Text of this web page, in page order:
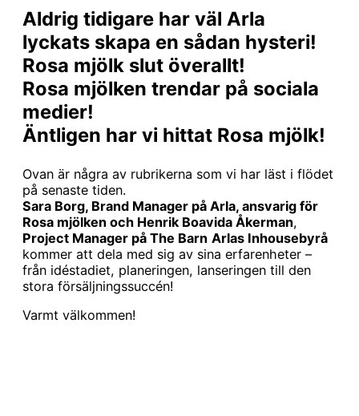
Aldrig tidigare har väl Arla
lyckats skapa en sådan hysteri!
Rosa mjölk slut överallt!
Rosa mjölken trendar på sociala
medier!
Äntligen har vi hittat Rosa mjölk!
Ovan är några av rubrikerna som vi har läst i flödet
på senaste tiden.
Sara Borg, Brand Manager på Arla, ansvarig för
Rosa mjölken och Henrik Boavida Åkerman,
Project Manager på The Barn Arlas Inhousebyrå
kommer att dela med sig av sina erfarenheter –
från idéstadiet, planeringen, lanseringen till den
stora försäljningssuccén!
Varmt välkommen!